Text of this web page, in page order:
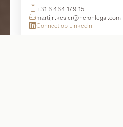
+31 6 464 179 15
martijn.kesler@heronlegal.com
 Connect op LinkedIn